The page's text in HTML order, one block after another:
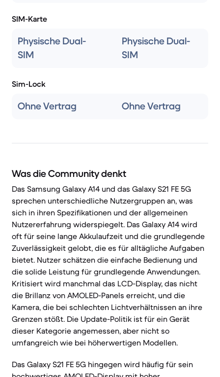
SIM-Karte
Physische Dual-
SIM
Physische Dual-
SIM
Sim-Lock
Ohne Vertrag Ohne Vertrag
Was die Community denkt
Das Samsung Galaxy A14 und das Galaxy S21 FE 5G
sprechen unterschiedliche Nutzergruppen an, was
sich in ihren Spezifikationen und der allgemeinen
Nutzererfahrung widerspiegelt. Das Galaxy A14 wird
oft für seine lange Akkulaufzeit und die grundlegende
Zuverlässigkeit gelobt, die es für alltägliche Aufgaben
bietet. Nutzer schätzen die einfache Bedienung und
die solide Leistung für grundlegende Anwendungen.
Kritisiert wird manchmal das LCD-Display, das nicht
die Brillanz von AMOLED-Panels erreicht, und die
Kamera, die bei schlechten Lichtverhältnissen an ihre
Grenzen stößt. Die Update-Politik ist für ein Gerät
dieser Kategorie angemessen, aber nicht so
umfangreich wie bei höherwertigen Modellen.
Das Galaxy S21 FE 5G hingegen wird häufig für sein